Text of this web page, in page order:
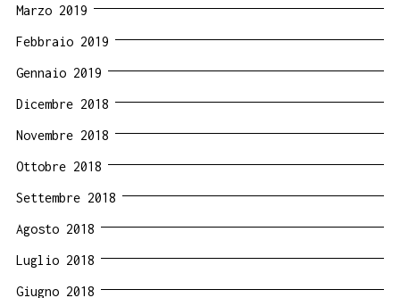
Marzo 2019
Febbraio 2019
Gennaio 2019
Dicembre 2018
Novembre 2018
Ottobre 2018
Settembre 2018
Agosto 2018
Luglio 2018
Giugno 2018